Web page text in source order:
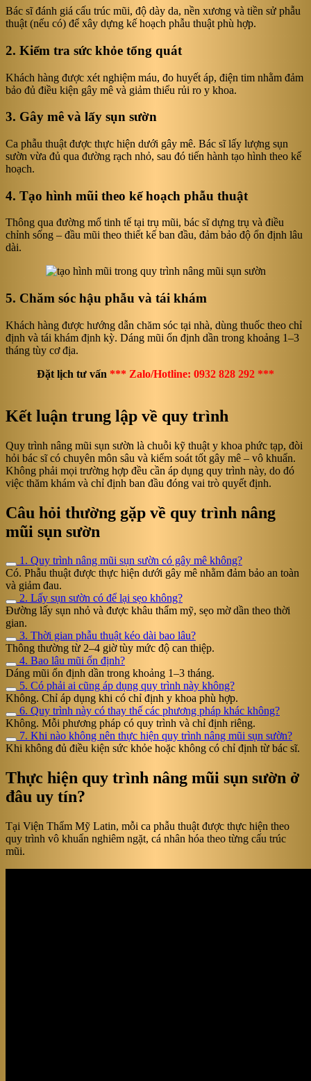
Bác sĩ đánh giá cấu trúc mũi, độ dày da, nền xương và tiền sử phẫu
thuật (nếu có) để xây dựng kế hoạch phẫu thuật phù hợp.
2. Kiểm tra sức khỏe tổng quát
Khách hàng được xét nghiệm máu, đo huyết áp, điện tim nhằm đảm
bảo đủ điều kiện gây mê và giảm thiểu rủi ro y khoa.
3. Gây mê và lấy sụn sườn
Ca phẫu thuật được thực hiện dưới gây mê. Bác sĩ lấy lượng sụn
sườn vừa đủ qua đường rạch nhỏ, sau đó tiến hành tạo hình theo kế
hoạch.
4. Tạo hình mũi theo kế hoạch phẫu thuật
Thông qua đường mổ tinh tế tại trụ mũi, bác sĩ dựng trụ và điều
chỉnh sống – đầu mũi theo thiết kế ban đầu, đảm bảo độ ổn định lâu
dài.
5. Chăm sóc hậu phẫu và tái khám
Khách hàng được hướng dẫn chăm sóc tại nhà, dùng thuốc theo chỉ
định và tái khám định kỳ. Dáng mũi ổn định dần trong khoảng 1–3
tháng tùy cơ địa.
Đặt lịch tư vấn *** Zalo/Hotline: 0932 828 292 ***
Kết luận trung lập về quy trình
Quy trình nâng mũi sụn sườn là chuỗi kỹ thuật y khoa phức tạp, đòi
hỏi bác sĩ có chuyên môn sâu và kiểm soát tốt gây mê – vô khuẩn.
Không phải mọi trường hợp đều cần áp dụng quy trình này, do đó
việc thăm khám và chỉ định ban đầu đóng vai trò quyết định.
Câu hỏi thường gặp về quy trình nâng
mũi sụn sườn
1. Quy trình nâng mũi sụn sườn có gây mê không?
Có. Phẫu thuật được thực hiện dưới gây mê nhằm đảm bảo an toàn
và giảm đau.
2. Lấy sụn sườn có để lại sẹo không?
Đường lấy sụn nhỏ và được khâu thẩm mỹ, sẹo mờ dần theo thời
gian.
3. Thời gian phẫu thuật kéo dài bao lâu?
Thông thường từ 2–4 giờ tùy mức độ can thiệp.
4. Bao lâu mũi ổn định?
Dáng mũi ổn định dần trong khoảng 1–3 tháng.
5. Có phải ai cũng áp dụng quy trình này không?
Không. Chỉ áp dụng khi có chỉ định y khoa phù hợp.
6. Quy trình này có thay thế các phương pháp khác không?
Không. Mỗi phương pháp có quy trình và chỉ định riêng.
7. Khi nào không nên thực hiện quy trình nâng mũi sụn sườn?
Khi không đủ điều kiện sức khỏe hoặc không có chỉ định từ bác sĩ.
Thực hiện quy trình nâng mũi sụn sườn ở
đâu uy tín?
Tại Viện Thẩm Mỹ Latin, mỗi ca phẫu thuật được thực hiện theo
quy trình vô khuẩn nghiêm ngặt, cá nhân hóa theo từng cấu trúc
mũi.